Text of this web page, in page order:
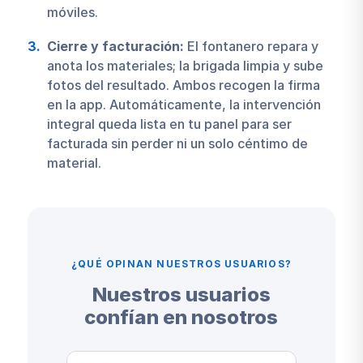
móviles.
Cierre y facturación: El fontanero repara y
anota los materiales; la brigada limpia y sube
fotos del resultado. Ambos recogen la firma
en la app. Automáticamente, la intervención
integral queda lista en tu panel para ser
facturada sin perder ni un solo céntimo de
material.
¿QUÉ OPINAN NUESTROS USUARIOS?
Nuestros usuarios
confían en nosotros